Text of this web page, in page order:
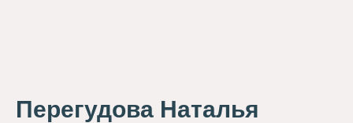
Перегудова Наталья